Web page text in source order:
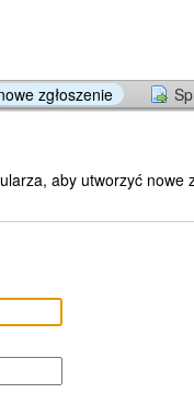
zgłoszenie
aby utworzyć nowe